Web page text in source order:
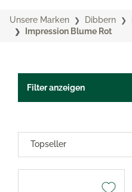
Unsere Marken Dibbern
Impression Blume Rot
Filter anzeigen